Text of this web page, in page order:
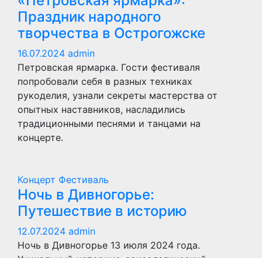
Праздник народного
творчества в Острогожске
16.07.2024 admin
Петровская ярмарка. Гости фестиваля
попробовали себя в разных техниках
рукоделия, узнали секреты мастерства от
опытных наставников, насладились
традиционными песнями и танцами на
концерте.
Концерт Фестиваль
Ночь в Дивногорье:
Путешествие в историю
12.07.2024 admin
Ночь в Дивногорье 13 июля 2024 года.